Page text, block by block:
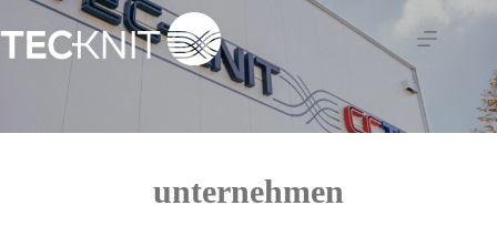
Zum
Inhalt
springen
unternehmen